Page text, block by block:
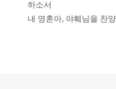
하소서
내 영혼아, 야훼님을 찬